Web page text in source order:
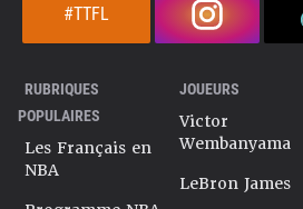
#TTFL
RUBRIQUES
POPULAIRES
Les Français en
NBA
JOUEURS
Victor
Wembanyama
LeBron James